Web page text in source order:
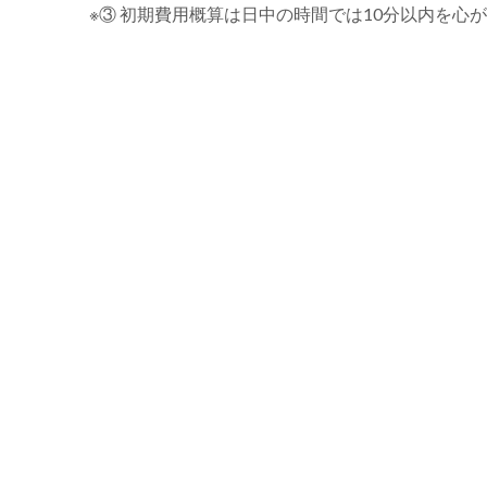
※③ 初期費用概算は日中の時間では10分以内を心が